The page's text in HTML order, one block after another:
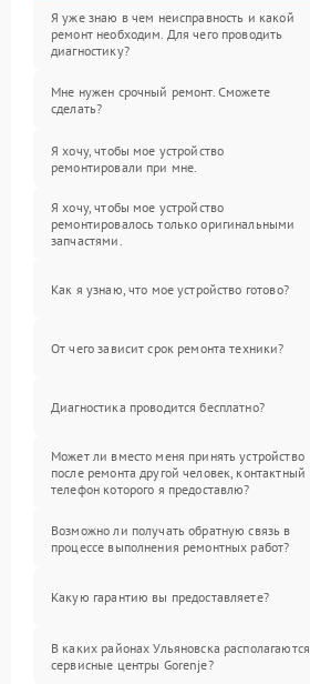
Я уже знаю в чем неисправность и какой
ремонт необходим. Для чего проводить
диагностику?
Мне нужен срочный ремонт. Сможете
сделать?
Я хочу, чтобы мое устройство
ремонтировали при мне.
Я хочу, чтобы мое устройство
ремонтировалось только оригинальными
запчастями.
Как я узнаю, что мое устройство готово?
От чего зависит срок ремонта техники?
Диагностика проводится бесплатно?
Может ли вместо меня принять устройство
после ремонта другой человек, контактный
телефон которого я предоставлю?
Возможно ли получать обратную связь в
процессе выполнения ремонтных работ?
Какую гарантию вы предоставляете?
В каких районах Ульяновска располагаются
сервисные центры Gorenje?